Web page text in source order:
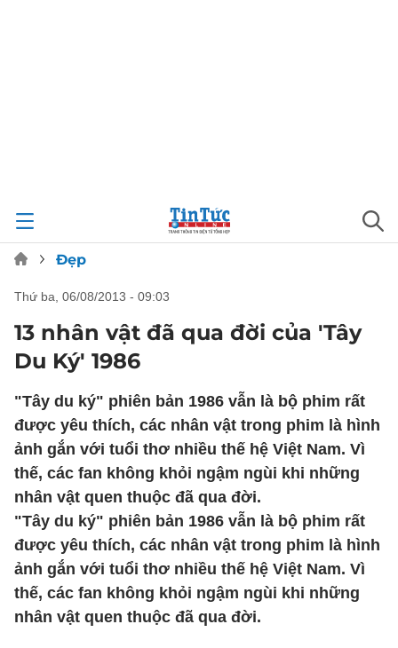
Đẹp
thứ ba, 06/08/2013 - 09:03
13 nhân vật đã qua đời của 'Tây
Du Ký' 1986
"Tây du ký" phiên bản 1986 vẫn là bộ phim rất
được yêu thích, các nhân vật trong phim là hình
ảnh gắn với tuổi thơ nhiều thế hệ Việt Nam. Vì
thế, các fan không khỏi ngậm ngùi khi những
nhân vật quen thuộc đã qua đời.
"Tây du ký" phiên bản 1986 vẫn là bộ phim rất
được yêu thích, các nhân vật trong phim là hình
ảnh gắn với tuổi thơ nhiều thế hệ Việt Nam. Vì
thế, các fan không khỏi ngậm ngùi khi những
nhân vật quen thuộc đã qua đời.